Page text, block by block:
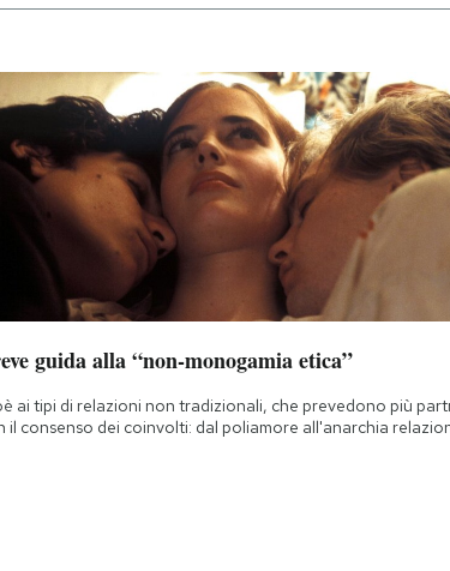
guida alla “non-monogamia etica”
ai tipi di relazioni non tradizionali, che prevedono più
il consenso dei coinvolti: dal poliamore all'anarchia